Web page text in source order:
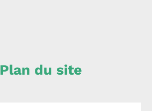
Plan du site